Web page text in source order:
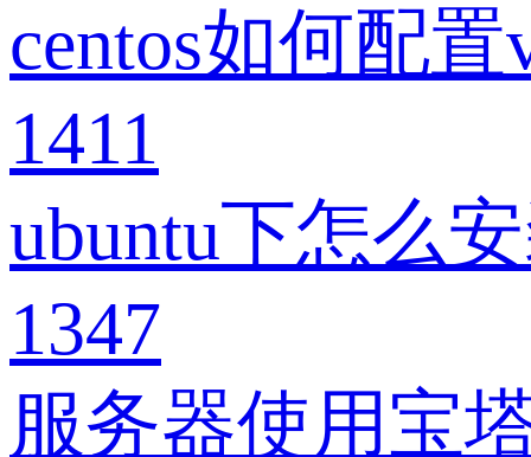
centos如何配
1411
ubuntu下怎么
1347
服务器使用宝